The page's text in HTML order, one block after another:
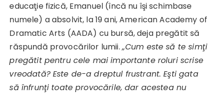
educaţie fizică, Emanuel (încă nu îşi schimbase
numele) a absolvit, la 19 ani, American Academy of
Dramatic Arts (AADA) cu bursă, deja pregătit să
răspundă provocărilor lumii.„Cum este să te simţi
pregătit pentru cele mai importante roluri scrise
vreodată? Este de-a dreptul frustrant. Eşti gata
să înfrunţi toate provocările, dar acestea nu